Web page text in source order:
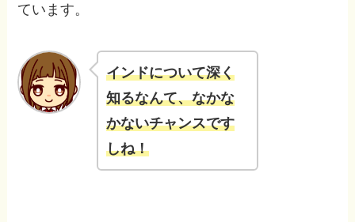
ています。
インドについて深く
知るなんて、なかな
かないチャンスです
しね！